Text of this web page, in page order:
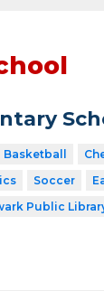
Basketball
Soccer
Public